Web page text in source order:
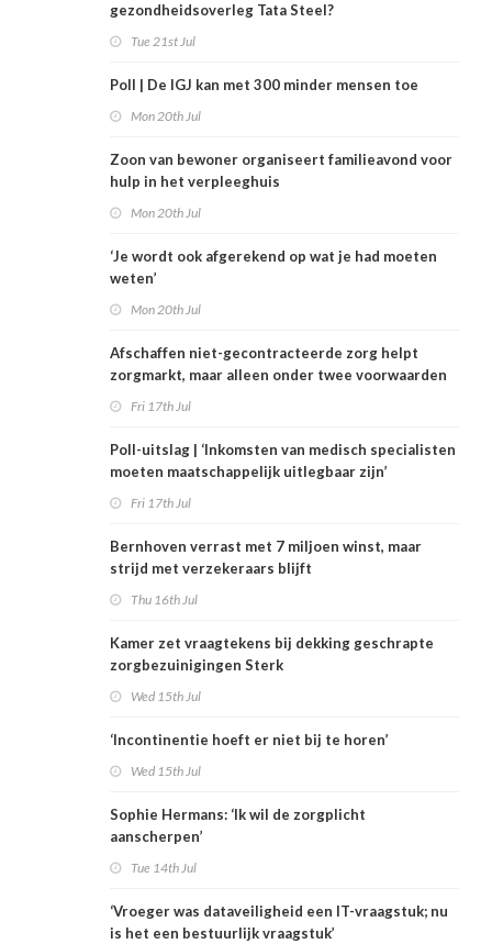
gezondheidsoverleg Tata Steel?
Tue 21st Jul
Poll | De IGJ kan met 300 minder mensen toe
Mon 20th Jul
Zoon van bewoner organiseert familieavond voor
hulp in het verpleeghuis
Mon 20th Jul
‘Je wordt ook afgerekend op wat je had moeten
weten’
Mon 20th Jul
Afschaffen niet-gecontracteerde zorg helpt
zorgmarkt, maar alleen onder twee voorwaarden
Fri 17th Jul
Poll-uitslag | ‘Inkomsten van medisch specialisten
moeten maatschappelijk uitlegbaar zijn’
Fri 17th Jul
Bernhoven verrast met 7 miljoen winst, maar
strijd met verzekeraars blijft
Thu 16th Jul
Kamer zet vraagtekens bij dekking geschrapte
zorgbezuinigingen Sterk
Wed 15th Jul
‘Incontinentie hoeft er niet bij te horen’
Wed 15th Jul
Sophie Hermans: ‘Ik wil de zorgplicht
aanscherpen’
Tue 14th Jul
‘Vroeger was dataveiligheid een IT-vraagstuk; nu
is het een bestuurlijk vraagstuk’